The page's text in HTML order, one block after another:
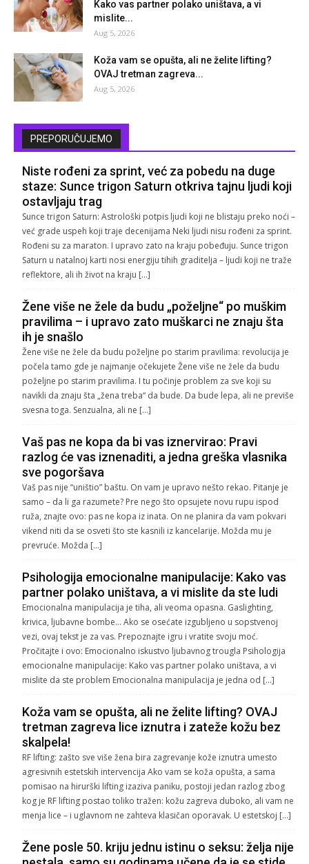
Kako vas partner polako uništava, a vi
mislite...
Aug 5, 2026
Koža vam se opušta, ali ne želite lifting?
OVAJ tretman zagreva...
Aug 5, 2026
PREPORUČUJEMO
Niste rođeni za sprint, već za pobedu na duge
staze: Sunce trigon Saturn otkriva tajnu ljudi koji
ostavljaju trag
Sunce trigon Saturn: Astrološki potpis ljudi koji ne blistaju preko noći –
već grade uspeh koji traje decenijama Neki ljudi nisu rođeni za sprint.
Rođeni su za maraton. I upravo zato na kraju pobeđuju. Sunce trigon
Saturn u natalnoj karti nosi energiju tihih graditelja – ljudi koji ne traže
reflektore, ali ih život na kraju […]
Žene više ne žele da budu „poželjne“ po muškim
pravilima – i upravo zato muškarci ne znaju šta
ih je snašlo
Žene više ne žele da budu poželjne po starim pravilima: revolucija je
počela tamo gde je najmanje očekujete Žene više ne žele da budu
poželjne po starim pravilima. I tu počinje problem za sve koji su
navikli da znaju šta „žena treba“ da bude. Da bude lepa, ali ne previše
svesna toga. Senzualna, ali ne […]
Vaš pas ne kopa da bi vas iznervirao: Pravi
razlog će vas iznenaditi, a jedna greška vlasnika
sve pogoršava
Vaš pas nije “uništio” baštu. On vam je upravo nešto rekao. Pitanje je
samo – da li ga razumete? Pre nego što opsujete novu rupu ispod
ruža, znajte ovo: pas ne kopa iz inata. On ne planira da vam pokvari
vikend niti da se osveti što ste kasnili iz kancelarije. Možda mu je
prevruće. Možda […]
Psihologija emocionalne manipulacije: Kako vas
partner polako uništava, a vi mislite da ste ludi
Emocionalna manipulacija je tiha, ali veoma opasna. Gaslighting,
krivica, ljubavne bombe… Ako se osećate izgubljeno u sopstvenoj
vezi, ovaj tekst je za vas. Prepoznajte igru i vratite svoju moć.
Pročitajte i ovo: Emocionalno iskustvo ljubavnog trougla Psihologija
emocionalne manipulacije: Kako vas partner polako uništava, a vi
mislite da ste problem Emocionalna manipulacija je jedna od […]
Koža vam se opušta, ali ne želite lifting? OVAJ
tretman zagreva lice iznutra i zateže kožu bez
skalpela!
RF lifting: zašto sve više žena bira zagrevanje kože iznutra umesto
agresivnih estetskih intervencija Ako vam se koža opušta, a sama
pomisao na hirurški lifting izaziva paniku, postoji jedan razlog zbog
kog je RF lifting postao toliko tražen: kožu zagreva duboko, ali vam ne
menja lice – i uglavnom ne zahteva klasičan oporavak. U estetskoj […]
Žene posle 50. kriju jednu istinu o seksu: želja nije